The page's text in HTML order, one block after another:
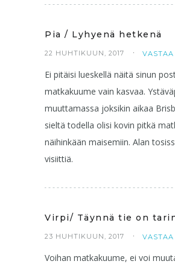
Pia / Lyhyenä hetkenä
22 HUHTIKUUN, 2017 VASTAA
Ei pitäisi lueskellä näitä sinun
matkakuume vain kasvaa.
muuttamassa joksikin aikaa
sieltä todella olisi kovin pitkä
näihinkään maisemiin. Alan
visiittiä.
Virpi/ Täynnä tie on
23 HUHTIKUUN, 2017 VASTAA
Voihan matkakuume, ei voi